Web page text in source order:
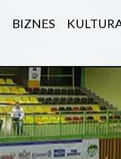
BIZNES